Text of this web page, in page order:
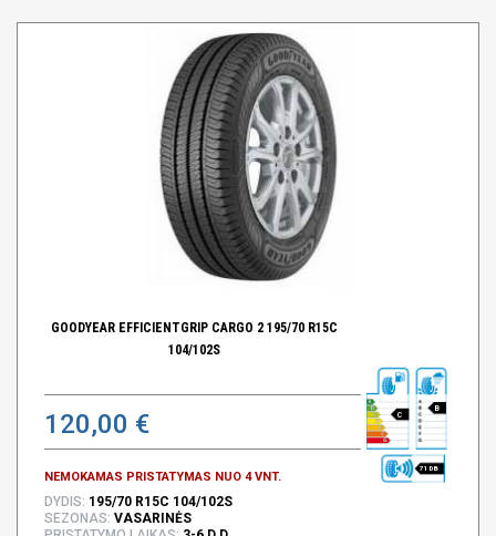
GOODYEAR EFFICIENTGRIP CARGO 2 195/70 R15C
104/102S
120,00 €
NEMOKAMAS PRISTATYMAS NUO 4 VNT.
C
B
71 DB
DYDIS: 195/70 R15C 104/102S
SEZONAS: VASARINĖS